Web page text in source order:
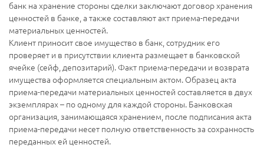
банк на хранение стороны сделки заключают договор хранения
ценностей в банке, а также составляют акт приема-передачи
материальных ценностей.
Клиент приносит свое имущество в банк, сотрудник его
проверяет и в присутствии клиента размещает в банковской
ячейке (сейф, депозитарий). Факт приема-передачи и возврата
имущества оформляется специальным актом. Образец акта
приема-передачи материальных ценностей составляется в двух
экземплярах – по одному для каждой стороны. Банковская
организация, занимающаяся хранением, после подписания акта
приема-передачи несет полную ответственность за сохранность
переданных ей ценностей.